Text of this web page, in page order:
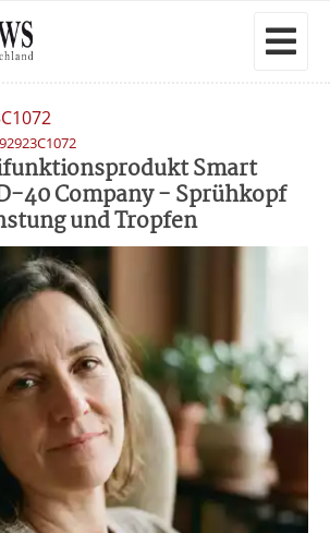
Smart
40 Company - Sprühkopf
und Tropfen